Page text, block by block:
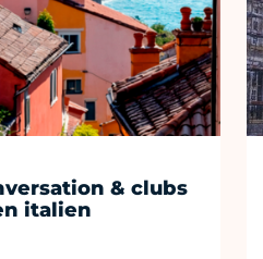
& clubs
italien